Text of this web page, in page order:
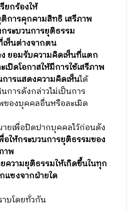
รียกร้องให้
การคุกคามสิทธิ เสรีภาพ
ระบวนการยุติธรรม
เห็นต่างจากตน
ง ยอมรับความคิดเห็นที่แตก
ปิดโอกาสให้มีการใช้เสรีภาพ
ารแสดงความคิดเห็นได้
การดังกล่าวไม่เป็นการ
ของบุคคลอื่นหรือละเมิด
ายเพื่อปิดปากบุคคลไว้ก่อนดัง
อให้กระบวนการยุติธรรมของ
าพ
ความยุติธรรมให้เกิดขึ้นในทุก
ซงจากฝ่ายใด
บโดยทั่วกัน